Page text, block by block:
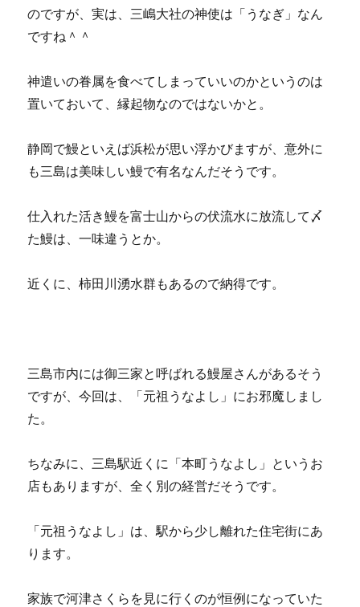
のですが、実は、三嶋大社の神使は「うなぎ」なん
ですね＾＾
神遣いの眷属を食べてしまっていいのかというのは
置いておいて、縁起物なのではないかと。
静岡で鰻といえば浜松が思い浮かびますが、意外に
も三島は美味しい鰻で有名なんだそうです。
仕入れた活き鰻を富士山からの伏流水に放流して〆
た鰻は、一味違うとか。
近くに、柿田川湧水群もあるので納得です。
三島市内には御三家と呼ばれる鰻屋さんがあるそう
ですが、今回は、「元祖うなよし」にお邪魔しまし
た。
ちなみに、三島駅近くに「本町うなよし」というお
店もありますが、全く別の経営だそうです。
「元祖うなよし」は、駅から少し離れた住宅街にあ
ります。
家族で河津さくらを見に行くのが恒例になっていた